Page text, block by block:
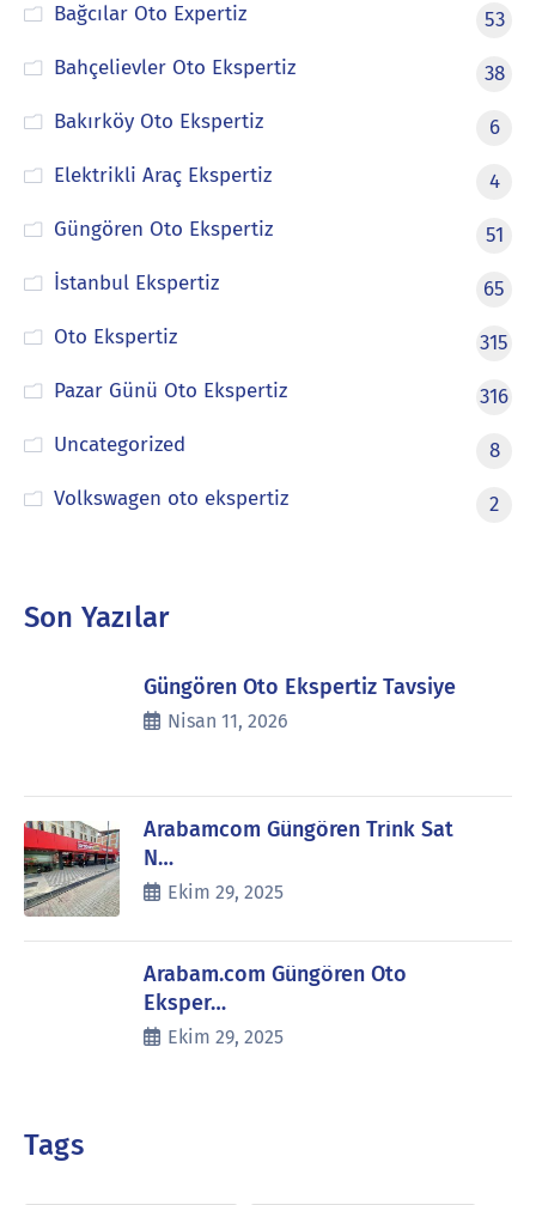
Bağcılar Oto Expertiz
53
Bahçelievler Oto Ekspertiz
38
Bakırköy Oto Ekspertiz
6
Elektrikli Araç Ekspertiz
4
Güngören Oto Ekspertiz
51
İstanbul Ekspertiz
65
Oto Ekspertiz
315
Pazar Günü Oto Ekspertiz
316
Uncategorized
8
Volkswagen oto ekspertiz
2
Son Yazılar
Güngören Oto Ekspertiz Tavsiye
Nisan 11, 2026
Arabamcom Güngören Trink Sat
N…
Ekim 29, 2025
Arabam.com Güngören Oto
Eksper…
Ekim 29, 2025
Tags